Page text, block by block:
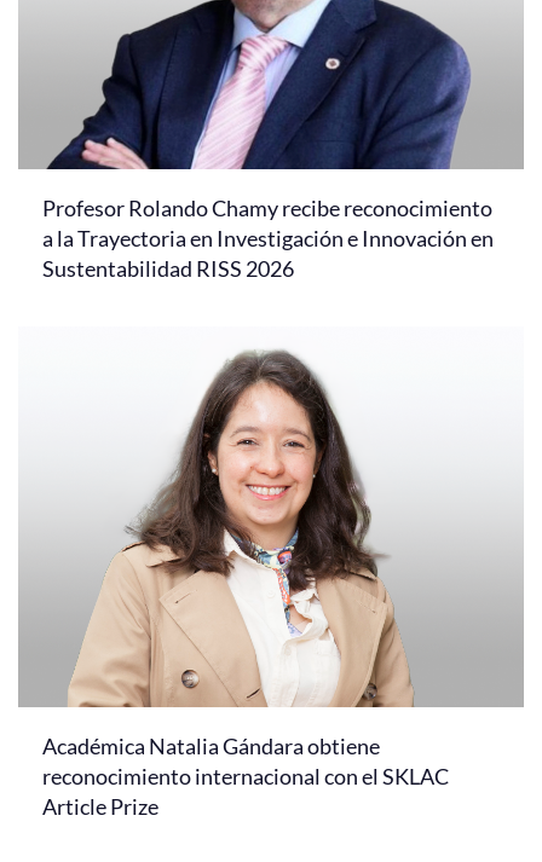
Profesor Rolando Chamy recibe reconocimiento
a la Trayectoria en Investigación e Innovación en
Sustentabilidad RISS 2026
Académica Natalia Gándara obtiene
reconocimiento internacional con el SKLAC
Article Prize